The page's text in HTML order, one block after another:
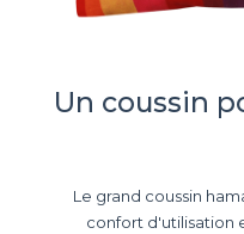
Un coussin
Le grand coussin
confort d'utilisation